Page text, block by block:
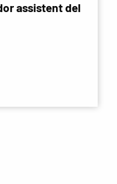
assistent del